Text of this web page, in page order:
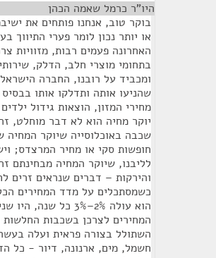
היו"ר כרמל שאמה הכהן
בוקר טוב, אנחנו פותחים את
או יותר נכון לומר פערי
האחרונה פעמים רבות, מזוויות
בתחומי מוצרי חלב, הדלק,
ומכביד על רובנו, החברה
שהניעו אותה ותדלקו אותו
מחירי המזון, הוצאות גידול
יוקר מחיה הוא לא דבר מוחלט,
שכבה באוכלוסייה שיוקר המחיה
חופשות סקי או מחיר המרצדס;
לליבנו, שיוקר המחיה מבחינתם
והירקות – דברים שנראים זרים
כשמסתכלים על מדד המחירים
הוא עולה 2%–3%
המחירים לצרכן בשכבות
השתולל בצורה פראית ועלה
חשמל, מים, ארנונה, דיור - כל